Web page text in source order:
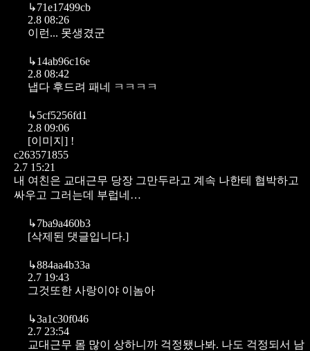
↳71e17499cb
2.8 08:26
이런... 못생겼군
↳14ab96c16e
2.8 08:42
냅다 후드려 패네 ㅋㅋㅋㅋ
↳5cf5256fd1
2.8 09:06
[이미지] !
c263571855
2.7 15:21
내 여친은 교대근무 당장 그만두라고 계속 나한테 협박하고
싸우고 그러는데 부럽네…
↳7ba9a460b3
[삭제된 댓글입니다.]
↳884aa4b33a
2.7 19:43
그것또한 사랑이야 이놈아
↳3a1c30f046
2.7 23:54
교대근무 몸 많이 상하니까 걱정됐나봐. 나도 걱정되서 남